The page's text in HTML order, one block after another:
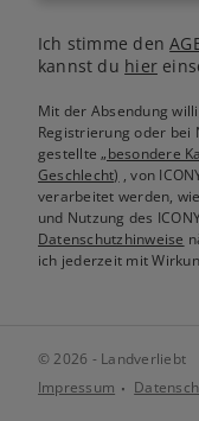
Ich stimme den
kannst du hier
Mit der Absendung
Registrierung oder bei
gestellte„besondere
Geschlecht) , von
verarbeitet werden,
und Nutzung des
Datenschutzhinweise
ich jederzeit mit
© 2026 - Landverliebt
Impressum